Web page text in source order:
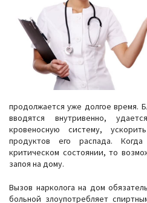
продолжается уже долгое время.
вводятся внутривенно,
кровеносную систему,
продуктов его распада.
критическом состоянии, то
запоя на дому.
Вызов нарколога на дом
больной злоупотребляет